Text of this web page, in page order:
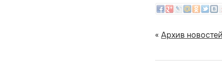
« Архив